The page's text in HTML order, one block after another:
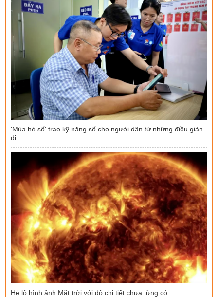
'Mùa hè số' trao kỹ năng số cho người dân từ những điều giản
dị
Hé lộ hình ảnh Mặt trời với độ chi tiết chưa từng có